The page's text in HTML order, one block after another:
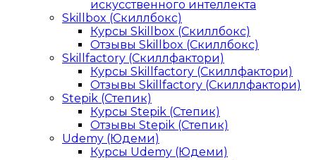
искусственного интеллекта
Skillbox (Скиллбокс)
Курсы Skillbox (Скиллбокс)
Отзывы Skillbox (Скиллбокс)
Skillfactory (Скиллфактори)
Курсы Skillfactory (Скиллфактори)
Отзывы Skillfactory (Скиллфактори)
Stepik (Степик)
Курсы Stepik (Степик)
Отзывы Stepik (Степик)
Udemy (Юдеми)
Курсы Udemy (Юдеми)